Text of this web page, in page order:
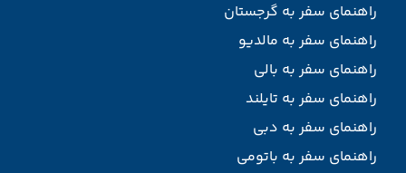
راهنمای سفر به گرجستان
راهنمای سفر به مالدیو
راهنمای سفر به بالی
راهنمای سفر به تایلند
راهنمای سفر به دبی
راهنمای سفر به باتومی